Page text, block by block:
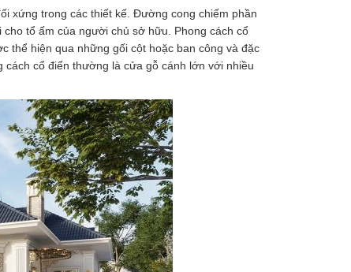
xứng trong các thiết kế. Đường cong chiếm phần
tổ ấm của người chủ sở hữu. Phong cách cổ
thể hiện qua những gối cột hoặc ban công và đặc
cổ điển thường là cửa gỗ cánh lớn với nhiều